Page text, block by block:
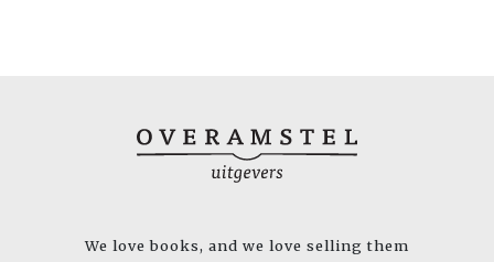
We love books, and we love selling them